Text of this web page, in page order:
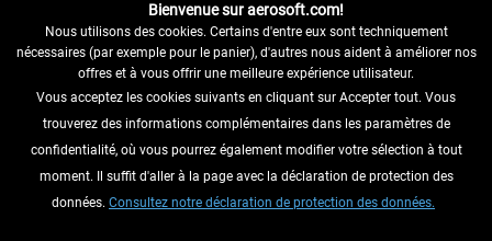
RENONCER AU CONTRAT ICI
INFORMATIONS
NE MANQUEZ PAS LES DERNIÈRES
Bienvenue sur aerosoft.com!
Nous utilisons des cookies. Certains d'entre eux sont techniquement
nécessaires (par exemple pour le panier), d'autres nous aident à améliorer nos
offres et à vous offrir une meilleure expérience utilisateur.
Vous acceptez les cookies suivants en cliquant sur Accepter tout. Vous
trouverez des informations complémentaires dans les paramètres de
confidentialité, où vous pourrez également modifier votre sélection à tout
moment. Il suffit d'aller à la page avec la déclaration de protection des
données. Consultez notre déclaration de protection des données.